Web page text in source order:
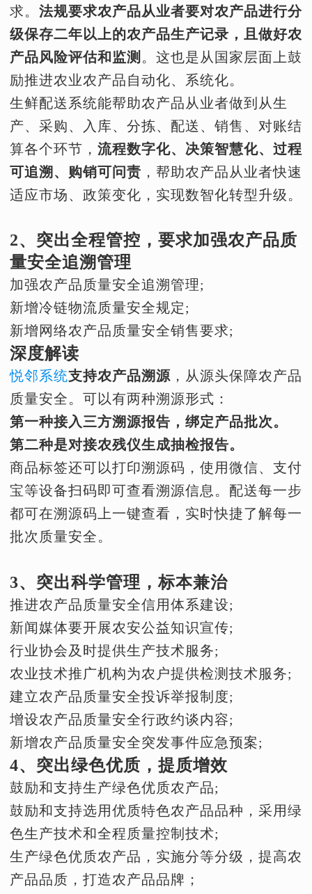
求。 法规要求农产品从业者要对农产品进行分
级保存二年以上的农产品生产记录，且做好农
产品风险评估和监测 。这也是从国家层面上鼓
励推进农业农产品自动化、系统化。
生鲜配送系统能帮助农产品从业者做到从生
产、采购、入库、分拣、配送、销售、对账结
算各个环节， 流程数字化、决策智慧化、过程
可追溯、购销可问责 ，帮助农产品从业者快速
适应市场、政策变化，实现数智化转型升级。
2、突出全程管控，要求加强农产品质
量安全追溯管理
加强农产品质量安全追溯管理;
新增冷链物流质量安全规定;
新增网络农产品质量安全销售要求;
深度解读
悦邻系统支持农产品溯源 ，从源头保障农产品
质量安全。可以有两种溯源形式：
第一种接入三方溯源报告，绑定产品批次。
第二种是对接农残仪生成抽检报告。
商品标签还可以打印溯源码，使用微信、支付
宝等设备扫码即可查看溯源信息。配送每一步
都可在溯源码上一键查看，实时快捷了解每一
批次质量安全。
3、突出科学管理，标本兼治
推进农产品质量安全信用体系建设;
新闻媒体要开展农安公益知识宣传;
行业协会及时提供生产技术服务;
农业技术推广机构为农户提供检测技术服务;
建立农产品质量安全投诉举报制度;
增设农产品质量安全行政约谈内容;
新增农产品质量安全突发事件应急预案;
4、突出绿色优质，提质增效
鼓励和支持生产绿色优质农产品;
鼓励和支持选用优质特色农产品品种，采用绿
色生产技术和全程质量控制技术;
生产绿色优质农产品，实施分等分级，提高农
产品品质，打造农产品品牌；